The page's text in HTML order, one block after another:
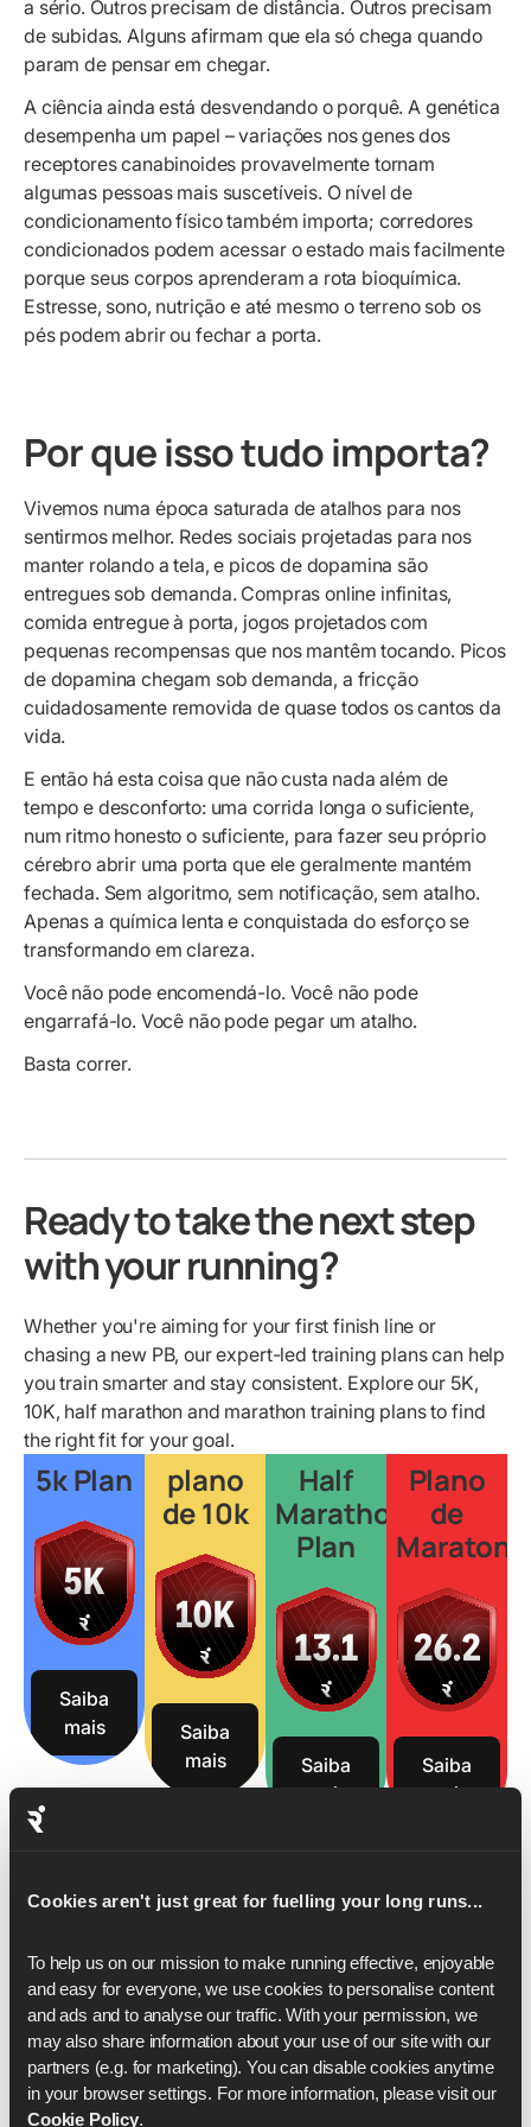
Cookies aren't just great for fuelling your long runs...
To help us on our mission to make running effective, enjoyable
and easy for everyone, we use cookies to personalise content
and ads and to analyse our traffic. With your permission, we
may also share information about your use of our site with our
partners (e.g. for marketing). You can disable cookies anytime
in your browser settings. For more information, please visit our
Cookie Policy.
a sério. Outros precisam de distância. Outros precisam
de subidas. Alguns afirmam que ela só chega quando
param de pensar em chegar.
A ciência ainda está desvendando o porquê. A genética
desempenha um papel – variações nos genes dos
receptores canabinoides provavelmente tornam
algumas pessoas mais suscetíveis. O nível de
condicionamento físico também importa; corredores
condicionados podem acessar o estado mais facilmente
porque seus corpos aprenderam a rota bioquímica.
Estresse, sono, nutrição e até mesmo o terreno sob os
pés podem abrir ou fechar a porta.
Por que isso tudo importa?
Vivemos numa época saturada de atalhos para nos
sentirmos melhor. Redes sociais projetadas para nos
manter rolando a tela, e picos de dopamina são
entregues sob demanda. Compras online infinitas,
comida entregue à porta, jogos projetados com
pequenas recompensas que nos mantêm tocando. Picos
de dopamina chegam sob demanda, a fricção
cuidadosamente removida de quase todos os cantos da
vida.
E então há esta coisa que não custa nada além de
tempo e desconforto: uma corrida longa o suficiente,
num ritmo honesto o suficiente, para fazer seu próprio
cérebro abrir uma porta que ele geralmente mantém
fechada. Sem algoritmo, sem notificação, sem atalho.
Apenas a química lenta e conquistada do esforço se
transformando em clareza.
Você não pode encomendá-lo. Você não pode
engarrafá-lo. Você não pode pegar um atalho.
Basta correr.
Ready to take the next step
with your running?
Whether you're aiming for your first finish line or
chasing a new PB, our expert-led training plans can help
you train smarter and stay consistent. Explore our 5K,
10K, half marathon and marathon training plans to find
the right fit for your goal.
5k Plan
Saiba
mais
plano
de 10k
Saiba
mais
Half
Marathon
Plan
Saiba
mais
Plano
de
Maratona
Saiba
mais